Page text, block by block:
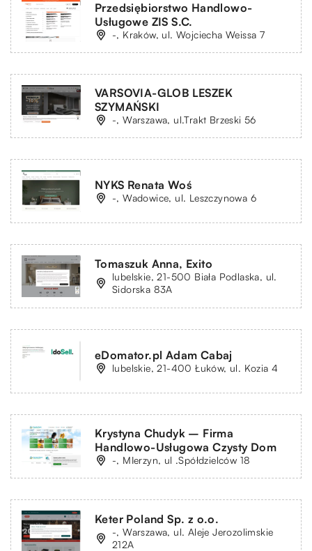
Przedsiębiorstwo Handlowo-
Usługowe ZIS S.C.
-, Kraków, ul. Wojciecha Weissa 7
VARSOVIA-GLOB LESZEK
SZYMAŃSKI
-, Warszawa, ul.Trakt Brzeski 56
NYKS Renata Woś
-, Wadowice, ul. Leszczynowa 6
Tomaszuk Anna, Exito
lubelskie, 21-500 Biała Podlaska, ul.
Sidorska 83A
eDomator.pl Adam Cabaj
lubelskie, 21-400 Łuków, ul. Kozia 4
Krystyna Chudyk – Firma
Handlowo-Usługowa Czysty Dom
-, MIerzyn, ul .Spółdzielców 18
Keter Poland Sp. z o.o.
-, Warszawa, ul. Aleje Jerozolimskie
212A